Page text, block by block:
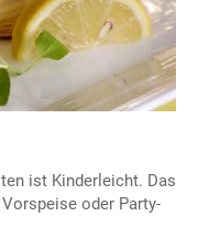
ist Kinderleicht. Das
oder Party-